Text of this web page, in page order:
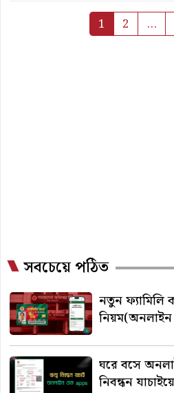
1 2 …
সবচেয়ে পঠিত
নতুন ফ্যামিলি
ঘরে বসে
নিবন্ধন